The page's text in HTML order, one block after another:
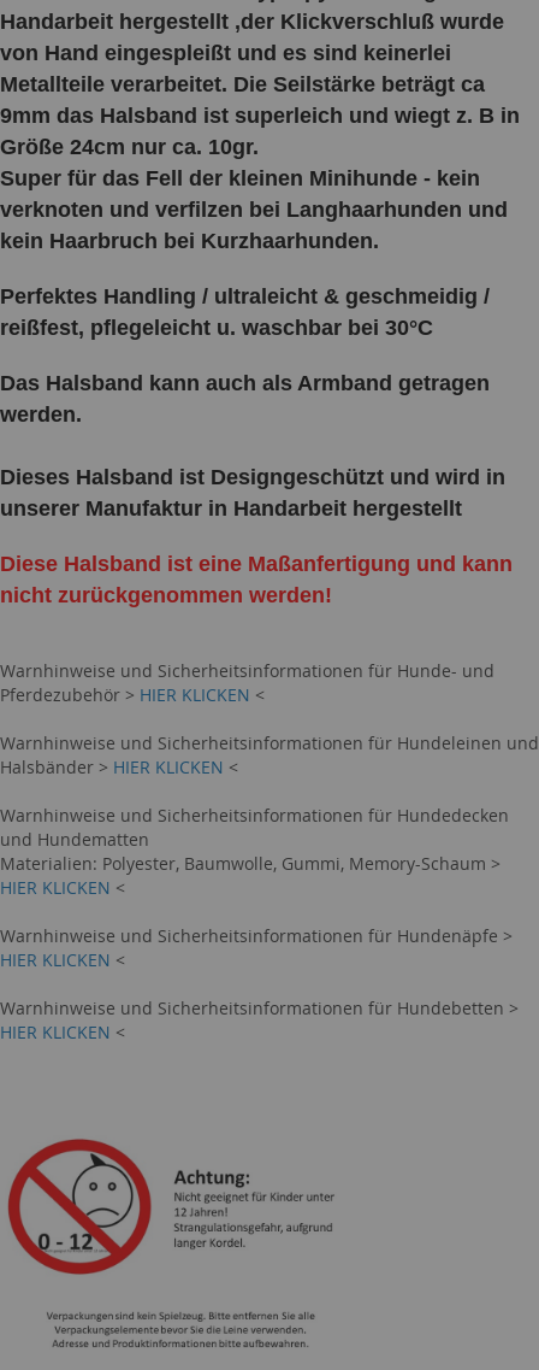
Handarbeit hergestellt ,der Klickverschluß wurde
von Hand eingespleißt und es sind keinerlei
Metallteile verarbeitet. Die Seilstärke beträgt ca
9mm das Halsband ist superleich und wiegt z. B in
Größe 24cm nur ca. 10gr.
Super für das Fell der kleinen Minihunde - kein
verknoten und verfilzen bei Langhaarhunden und
kein Haarbruch bei Kurzhaarhunden.
Perfektes Handling / ultraleicht & geschmeidig /
reißfest, pflegeleicht u. waschbar bei 30°C
Das Halsband kann auch als Armband getragen
werden.
Dieses Halsband ist Designgeschützt und wird in
unserer Manufaktur in Handarbeit hergestellt
Diese Halsband ist eine Maßanfertigung und kann
nicht zurückgenommen werden!
Warnhinweise und Sicherheitsinformationen für Hunde- und
Pferdezubehör > HIER KLICKEN <
Warnhinweise und Sicherheitsinformationen für Hundeleinen und
Halsbänder > HIER KLICKEN <
Warnhinweise und Sicherheitsinformationen für Hundedecken
und Hundematten
Materialien: Polyester, Baumwolle, Gummi, Memory-Schaum >
HIER KLICKEN <
Warnhinweise und Sicherheitsinformationen für Hundenäpfe >
HIER KLICKEN <
Warnhinweise und Sicherheitsinformationen für Hundebetten >
HIER KLICKEN <